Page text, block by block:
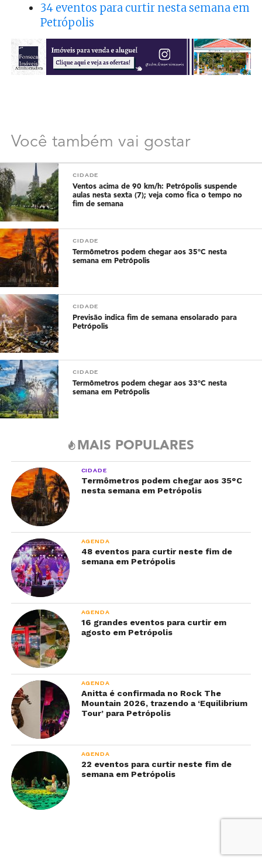
34 eventos para curtir nesta semana em
Petrópolis
Você também vai gostar
CIDADE
Ventos acima de 90 km/h: Petrópolis suspende
aulas nesta sexta (7); veja como fica o tempo no
fim de semana
CIDADE
Termômetros podem chegar aos 35°C nesta
semana em Petrópolis
CIDADE
Previsão indica fim de semana ensolarado para
Petrópolis
CIDADE
Termômetros podem chegar aos 33°C nesta
semana em Petrópolis
MAIS POPULARES
CIDADE
Termômetros podem chegar aos 35°C
nesta semana em Petrópolis
AGENDA
48 eventos para curtir neste fim de
semana em Petrópolis
AGENDA
16 grandes eventos para curtir em
agosto em Petrópolis
AGENDA
Anitta é confirmada no Rock The
Mountain 2026, trazendo a ‘Equilibrium
Tour’ para Petrópolis
AGENDA
22 eventos para curtir neste fim de
semana em Petrópolis